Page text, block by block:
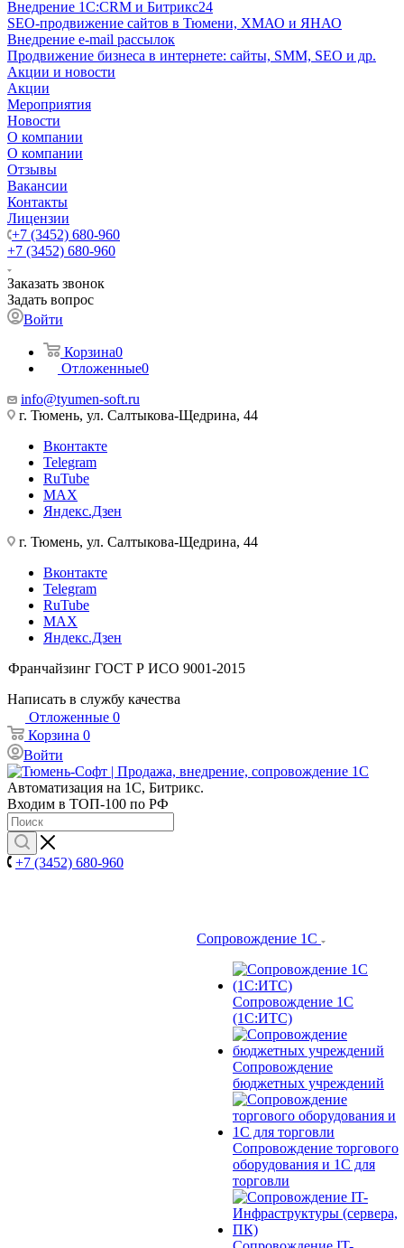
Внедрение 1C:CRM и Битрикс24
SEO-продвижение сайтов в Тюмени, ХМАО и ЯНАО
Внедрение e-mail рассылок
Продвижение бизнеса в интернете: сайты, SMM, SEO и др.
Акции и новости
Акции
Мероприятия
Новости
О компании
О компании
Отзывы
Вакансии
Контакты
Лицензии
+7 (3452) 680-960
+7 (3452) 680-960
Заказать звонок
Задать вопрос
Войти
Корзина0
Отложенные0
info@tyumen-soft.ru
г. Тюмень, ул. Салтыкова-Щедрина, 44
Вконтакте
Telegram
RuTube
MAX
Яндекс.Дзен
г. Тюмень, ул. Салтыкова-Щедрина, 44
Вконтакте
Telegram
RuTube
MAX
Яндекс.Дзен
Франчайзинг ГОСТ Р ИСО 9001-2015
Написать в службу качества
Отложенные 0
Корзина 0
Войти
Автоматизация на 1С, Битрикс.
Входим в ТОП-100 по РФ
+7 (3452) 680-960
Сопровождение 1С
Сопровождение 1С
(1С:ИТС)
Сопровождение
бюджетных учреждений
Сопровождение торгового
оборудования и 1С для
торговли